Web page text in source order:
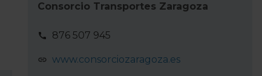
Consorcio Transportes Zaragoza
876 507 945
www.consorciozaragoza.es